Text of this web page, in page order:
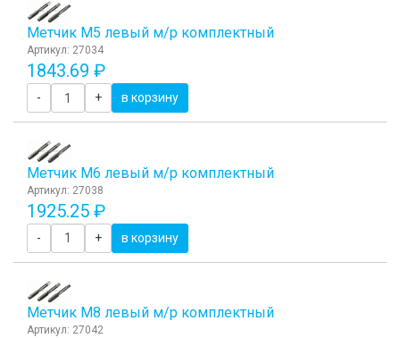
Метчик М5 левый м/р комплектный
Артикул: 27034
1843.69 ₽
- + в корзину
Метчик М6 левый м/р комплектный
Артикул: 27038
1925.25 ₽
- + в корзину
Метчик М8 левый м/р комплектный
Артикул: 27042